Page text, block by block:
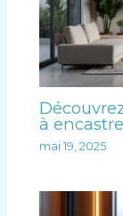
à
mai 19, 2025